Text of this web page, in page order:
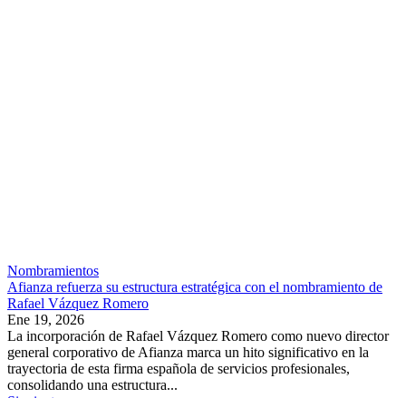
Nombramientos
Afianza refuerza su estructura estratégica con el nombramiento de
Rafael Vázquez Romero
Ene 19, 2026
La incorporación de Rafael Vázquez Romero como nuevo director
general corporativo de Afianza marca un hito significativo en la
trayectoria de esta firma española de servicios profesionales,
consolidando una estructura...